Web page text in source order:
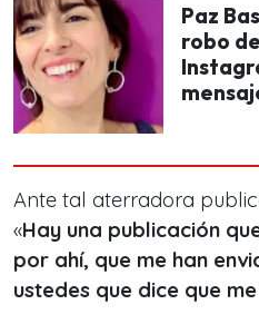
Paz
robo
Ante tal aterradora
«Hay una publicación
por ahí, que me han
ustedes que dice que